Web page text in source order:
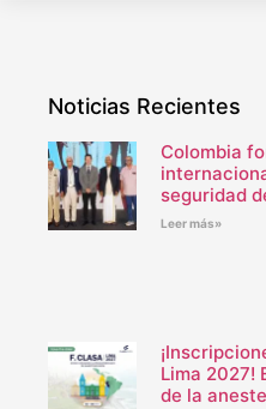
Noticias Recientes
Colombia
seguridad
Leer más»
Lima 2027!
de la